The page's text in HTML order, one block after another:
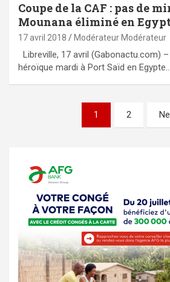
Coupe de la CAF : pas de
Mounana éliminé en
17 avril 2018 Modérateur Modérateur
Libreville, 17 avril (Gabonactu.com)
héroïque mardi à Port Saïd en Egypte…
1 2